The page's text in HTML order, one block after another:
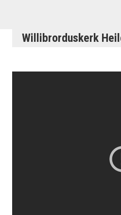
Willibrorduskerk